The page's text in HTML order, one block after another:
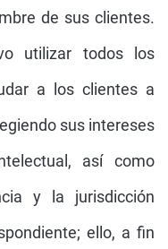
de sus clientes.
utilizar todos los
a los clientes a
sus intereses
así como
y la jurisdicción
ello, a fin